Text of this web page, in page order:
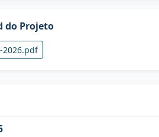
do Projeto
2026.pdf